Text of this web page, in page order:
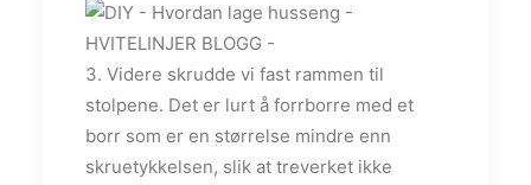
3. Videre skrudde vi fast rammen til
stolpene. Det er lurt å forrborre med et
borr som er en størrelse mindre enn
skruetykkelsen, slik at treverket ikke